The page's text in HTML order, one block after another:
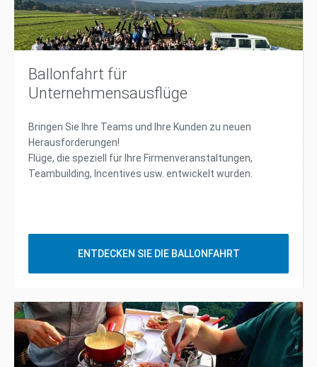
Ballonfahrt für
Unternehmensausflüge
Bringen Sie Ihre Teams und Ihre Kunden zu neuen
Herausforderungen!
Flüge, die speziell für Ihre Firmenveranstaltungen,
Teambuilding, Incentives usw. entwickelt wurden.
ENTDECKEN SIE DIE BALLONFAHRT